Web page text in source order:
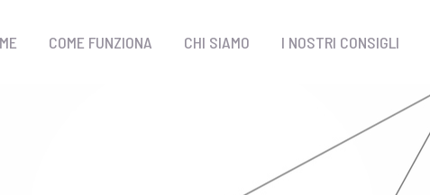
COME FUNZIONA CHI SIAMO I NOSTRI CONSIGLI